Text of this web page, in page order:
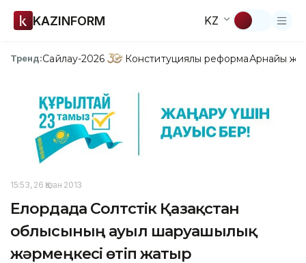
KAZINFORM KZ
Тренд:Сайлау-2026 Конституциялық реформаАрнайы
15:53, 26 Қазан 2013
Елордада Солтүстік Қазақстан
облысының ауыл шаруашылық
жәрмеңкесі өтіп жатыр